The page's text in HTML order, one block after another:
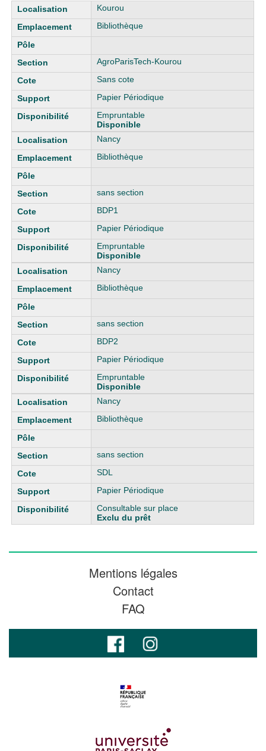
Liste des exemplaires
Kourou
Bibliothèque
AgroParisTech-Kourou
Sans cote
Papier Périodique
Empruntable
Disponible
Nancy
Bibliothèque
sans section
BDP1
Papier Périodique
Empruntable
Disponible
Nancy
Bibliothèque
sans section
BDP2
Papier Périodique
Empruntable
Disponible
Nancy
Bibliothèque
sans section
SDL
Papier Périodique
Consultable sur place
Exclu du prêt
Mentions légales
Contact
FAQ